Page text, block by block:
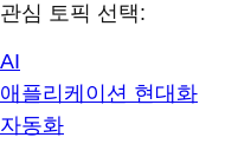
관심 토픽 선택:
AI
애플리케이션 현대화
자동화